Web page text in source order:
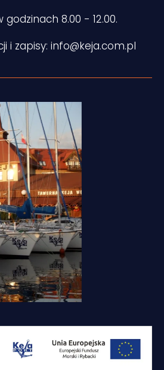
godzinach 8.00 - 12.00.
i zapisy: info@keja.com.pl